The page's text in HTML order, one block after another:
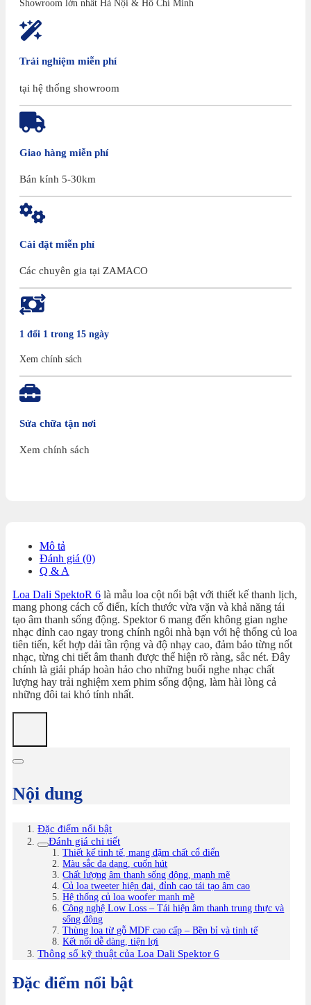
Showroom lớn nhất Hà Nội & Hồ Chí Minh
Trải nghiệm miễn phí
tại hệ thống showroom
Giao hàng miễn phí
Bán kính 5-30km
Cài đặt miễn phí
Các chuyên gia tại ZAMACO
1 đổi 1 trong 15 ngày
Xem chính sách
Sửa chữa tận nơi
Xem chính sách
Mô tả
Đánh giá (0)
Q & A
Loa Dali SpektoR 6 là mẫu loa cột nổi bật với thiết kế thanh lịch,
mang phong cách cổ điển, kích thước vừa vặn và khả năng tái
tạo âm thanh sống động. Spektor 6 mang đến không gian nghe
nhạc đỉnh cao ngay trong chính ngôi nhà bạn với hệ thống củ loa
tiên tiến, kết hợp dải tần rộng và độ nhạy cao, đảm bảo từng nốt
nhạc, từng chi tiết âm thanh được thể hiện rõ ràng, sắc nét. Đây
chính là giải pháp hoàn hảo cho những buổi nghe nhạc chất
lượng hay trải nghiệm xem phim sống động, làm hài lòng cả
những đôi tai khó tính nhất.
Nội dung
Đặc điểm nổi bật
Đánh giá chi tiết
Thiết kế tinh tế, mang đậm chất cổ điển
Màu sắc đa dạng, cuốn hút
Chất lượng âm thanh sống động, mạnh mẽ
Củ loa tweeter hiện đại, đỉnh cao tái tạo âm cao
Hệ thống củ loa woofer mạnh mẽ
Công nghệ Low Loss – Tái hiện âm thanh trung thực và
sống động
Thùng loa từ gỗ MDF cao cấp – Bền bỉ và tinh tế
Kết nối dễ dàng, tiện lợi
Thông số kỹ thuật của Loa Dali Spektor 6
Đặc điểm nổi bật